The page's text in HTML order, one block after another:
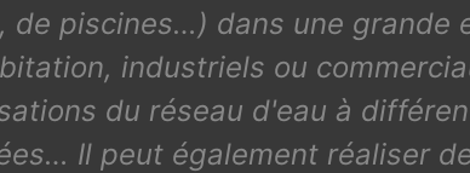
piscines…) dans une grande
industriels ou
du réseau d'eau à
Il peut également réaliser